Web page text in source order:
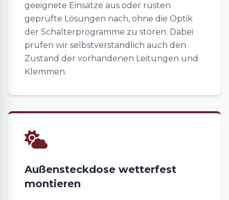
geeignete Einsätze aus oder rüsten
geprüfte Lösungen nach, ohne die Optik
der Schalterprogramme zu stören. Dabei
prüfen wir selbstverständlich auch den
Zustand der vorhandenen Leitungen und
Klemmen.
Außensteckdose wetterfest
montieren